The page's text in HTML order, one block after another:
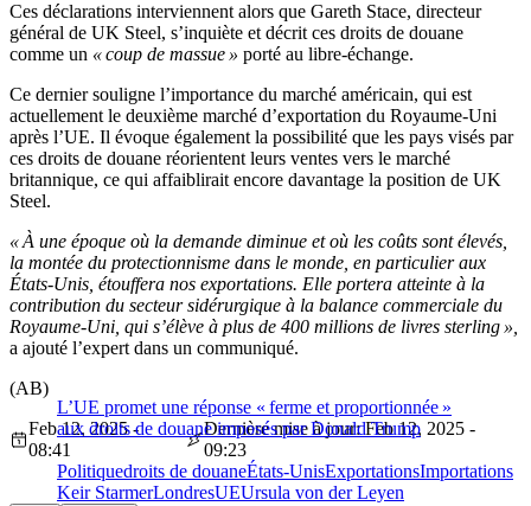
Ces déclarations interviennent alors que Gareth Stace, directeur
général de UK Steel, s’inquiète et décrit ces droits de douane
comme un « coup de massue » porté au libre-échange.
Ce dernier souligne l’importance du marché américain, qui est
actuellement le deuxième marché d’exportation du Royaume-Uni
après l’UE. Il évoque également la possibilité que les pays visés par
ces droits de douane réorientent leurs ventes vers le marché
britannique, ce qui affaiblirait encore davantage la position de UK
Steel.
« À une époque où la demande diminue et où les coûts sont élevés,
la montée du protectionnisme dans le monde, en particulier aux
États-Unis, étouffera nos exportations. Elle portera atteinte à la
contribution du secteur sidérurgique à la balance commerciale du
Royaume-Uni, qui s’élève à plus de 400 millions de livres sterling »,
a ajouté l’expert dans un communiqué.
L’UE promet une réponse « ferme et proportionnée »
aux droits de douane imposés par Donald Trump
(AB)
Feb 12, 2025 -
08:41
Dernière mise à jour: Feb 12, 2025 -
09:23
Politiquedroits de douaneÉtats-UnisExportationsImportations
Keir StarmerLondresUEUrsula von der Leyen